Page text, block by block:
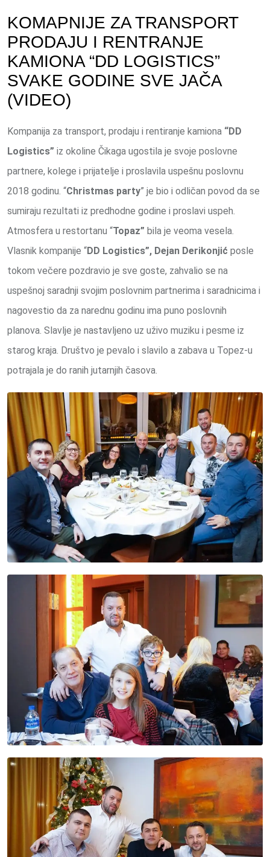
KOMAPNIJE ZA TRANSPORT
PRODAJU I RENTRANJE
KAMIONA “DD LOGISTICS”
SVAKE GODINE SVE JAČA
(VIDEO)
Kompanija za transport, prodaju i rentiranje kamiona “DD
Logistics” iz okoline Čikaga ugostila je svoje poslovne
partnere, kolege i prijatelje i proslavila uspešnu poslovnu
2018 godinu. “Christmas party” je bio i odličan povod da se
sumiraju rezultati iz predhodne godine i proslavi uspeh.
Atmosfera u restortanu “Topaz” bila je veoma vesela.
Vlasnik kompanije “DD Logistics”, Dejan Derikonjić posle
tokom večere pozdravio je sve goste, zahvalio se na
uspešnoj saradnji svojim poslovnim partnerima i saradnicima i
nagovestio da za narednu godinu ima puno poslovnih
planova. Slavlje je nastavljeno uz uživo muziku i pesme iz
starog kraja. Društvo je pevalo i slavilo a zabava u Topez-u
potrajala je do ranih jutarnjih časova.